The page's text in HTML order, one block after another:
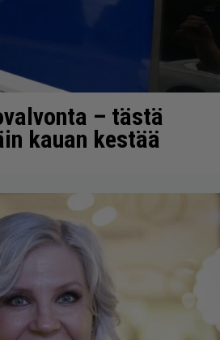
– tästä
kauan kestää